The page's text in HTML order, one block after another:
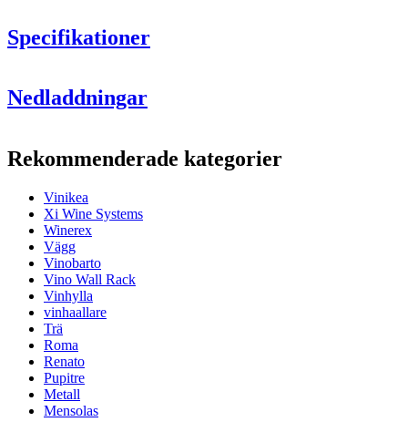
Specifikationer
Produktnummer6BWR
YtaSvart, Metall
Mått (BxHxD cm)
Höjd (cm)
Bredd (cm)
Djup (cm) 9.5
Vikt (kg)
Flaskor
Antal flaskor (Bordeaux)
Nedladdningar
Rekommenderade kategorier
Vinikea
Xi Wine Systems
Winerex
Vägg
Vinobarto
Vino Wall Rack
Vinhylla
vinhaallare
Trä
Roma
Renato
Pupitre
Metall
Mensolas